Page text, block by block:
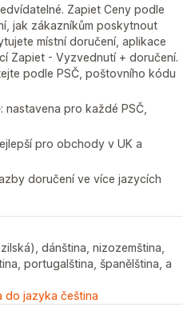
Zapiet Ceny podle
jak zákazníkům poskytnout
místní doručení, aplikace
Zapiet - Vyzvednutí + doručení.
podle PSČ, poštovního kódu
nastavena pro každé PSČ,
pro obchody v UK a
doručení ve více jazycích
dánština, nizozemština,
portugalština, španělština, a
do jazyka čeština